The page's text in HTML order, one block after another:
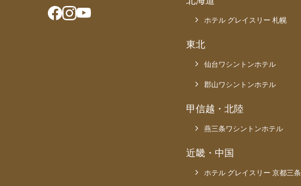
ホテル グレイスリー 札幌
東北
仙台ワシントンホテル
郡山ワシントンホテル
甲信越・北陸
燕三条ワシントンホテル
近畿・中国
ホテル グレイスリー 京都三条